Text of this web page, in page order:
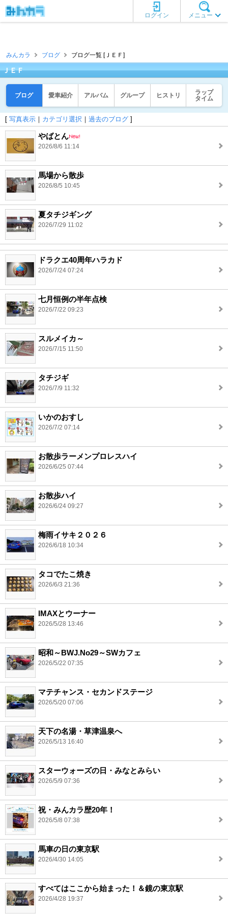
メニュー
ログイン
みんカラ ブログ ブログ一覧 [ＪＥＦ]
ＪＥＦ
ブログ 愛車紹介 アルバム グループ ヒストリ
ラップ
タイム
[ 写真表示 ｜ カテゴリ選択 ｜ 過去のブログ ]
やばとん
2026/8/6 11:14
馬場から散歩
2026/8/5 10:45
夏タチジギング
2026/7/29 11:02
ドラクエ40周年ハラカド
2026/7/24 07:24
七月恒例の半年点検
2026/7/22 09:23
スルメイカ～
2026/7/15 11:50
タチジギ
2026/7/9 11:32
いかのおすし
2026/7/2 07:14
お散歩ラーメンプロレスハイ
2026/6/25 07:44
お散歩ハイ
2026/6/24 09:27
梅雨イサキ２０２６
2026/6/18 10:34
タコでたこ焼き
2026/6/3 21:36
IMAXとウーナー
2026/5/28 13:46
昭和～BWJ.No29～SWカフェ
2026/5/22 07:35
マテチャンス・セカンドステージ
2026/5/20 07:06
天下の名湯・草津温泉へ
2026/5/13 16:40
スターウォーズの日・みなとみらい
2026/5/9 07:36
祝・みんカラ歴20年！
2026/5/8 07:38
馬車の日の東京駅
2026/4/30 14:05
すべてはここから始まった！＆鏡の東京駅
2026/4/28 19:37